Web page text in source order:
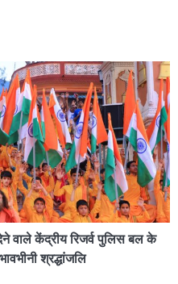
वाले केंद्रीय रिजर्व पुलिस बल के
श्रद्धांजलि